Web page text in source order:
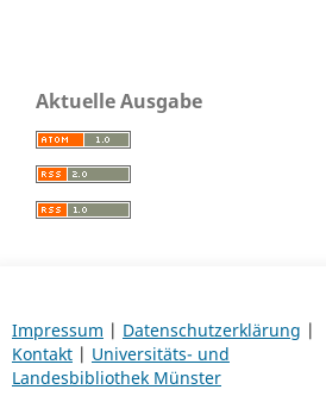
Aktuelle Ausgabe
Impressum | Datenschutzerklärung |
Kontakt| Universitäts- und
Landesbibliothek Münster